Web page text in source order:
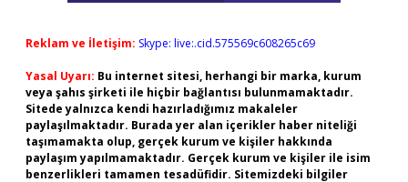
Reklam ve İletişim: Skype: live:.cid.575569c608265c69
Yasal Uyarı: Bu internet sitesi, herhangi bir marka, kurum
veya şahıs şirketi ile hiçbir bağlantısı bulunmamaktadır.
Sitede yalnızca kendi hazırladığımız makaleler
paylaşılmaktadır. Burada yer alan içerikler haber niteliği
taşımamakta olup, gerçek kurum ve kişiler hakkında
paylaşım yapılmamaktadır. Gerçek kurum ve kişiler ile isim
benzerlikleri tamamen tesadüfidir. Sitemizdeki bilgiler